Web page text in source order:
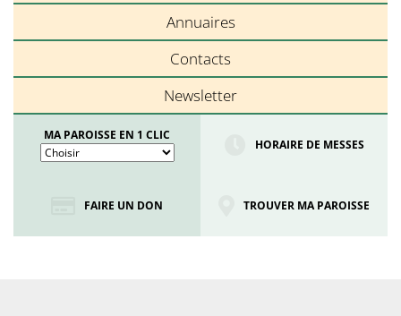
Annuaires
Contacts
Newsletter
MA PAROISSE EN 1 CLIC
HORAIRE DE MESSES
FAIRE UN DON TROUVER MA PAROISSE